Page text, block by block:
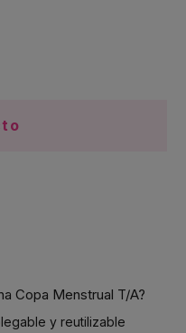
Copa Menstrual T/A?
y reutilizable